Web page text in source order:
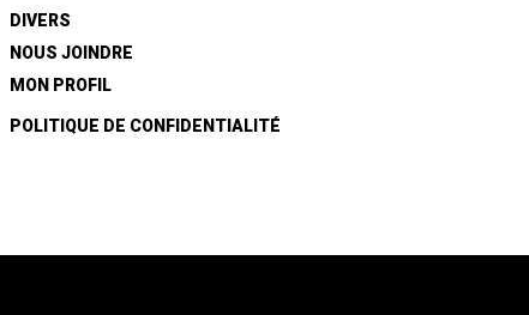
DIVERS
NOUS JOINDRE
MON PROFIL
POLITIQUE DE CONFIDENTIALITÉ